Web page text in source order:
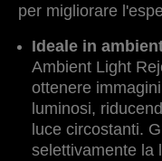
per migliorare
Ideale in
Ambient Light
ottenere
luminosi,
luce circostanti.
selettivamente la